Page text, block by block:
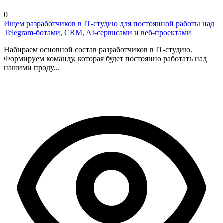
0
Ищем разработчиков в IT-студию для постоянной работы над
Telegram-ботами, CRM, AI-сервисами и веб-проектами
Набираем основной состав разработчиков в IT-студию.
Формируем команду, которая будет постоянно работать над
нашими проду...